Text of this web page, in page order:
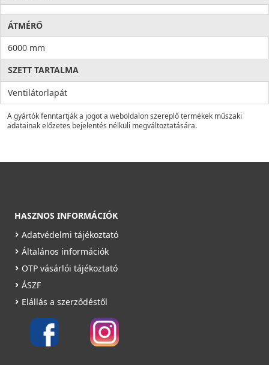
ÁTMÉRŐ
6000 mm
SZETT TARTALMA
Ventilátorlapát
A gyártók fenntartják a jogot a weboldalon szereplő termékek műszaki
adatainak előzetes bejelentés nélküli megváltoztatására.
HASZNOS INFORMÁCIÓK
Adatvédelmi tájékoztató
Általános információk
OTP vásárlói tájékoztató
ÁSZF
Elállás a szerződéstől